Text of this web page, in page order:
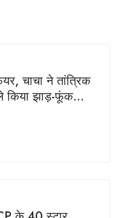
चाचा ने तांत्रिक
किया झाड़-फूंक…